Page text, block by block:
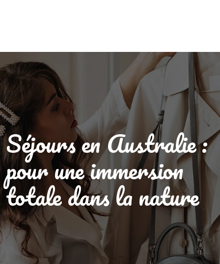
Séjours en Australie :
pour une immersion
totale dans la nature